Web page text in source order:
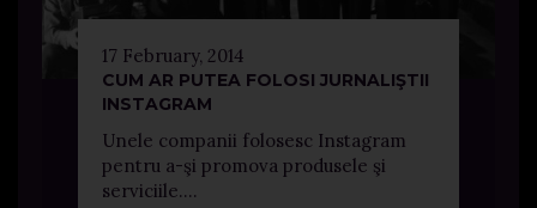
17 February, 2014
CUM AR PUTEA FOLOSI JURNALIŞTII
INSTAGRAM
Unele companii folosesc Instagram
pentru a-şi promova produsele şi
serviciile....